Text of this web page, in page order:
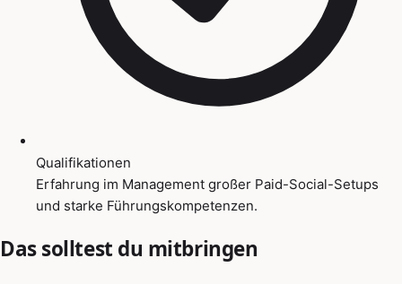
Qualifikationen
Erfahrung im Management großer Paid-Social-Setups
und starke Führungskompetenzen.
Das solltest du mitbringen